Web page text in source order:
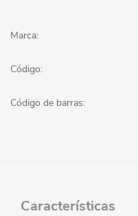
Marca:
Código:
Código de barras:
Características